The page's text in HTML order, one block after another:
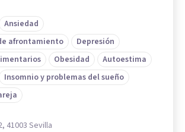
Ansiedad
afrontamiento
Depresión
Obesidad
Autoestima
Insomnio y problemas del sueño
41003 Sevilla